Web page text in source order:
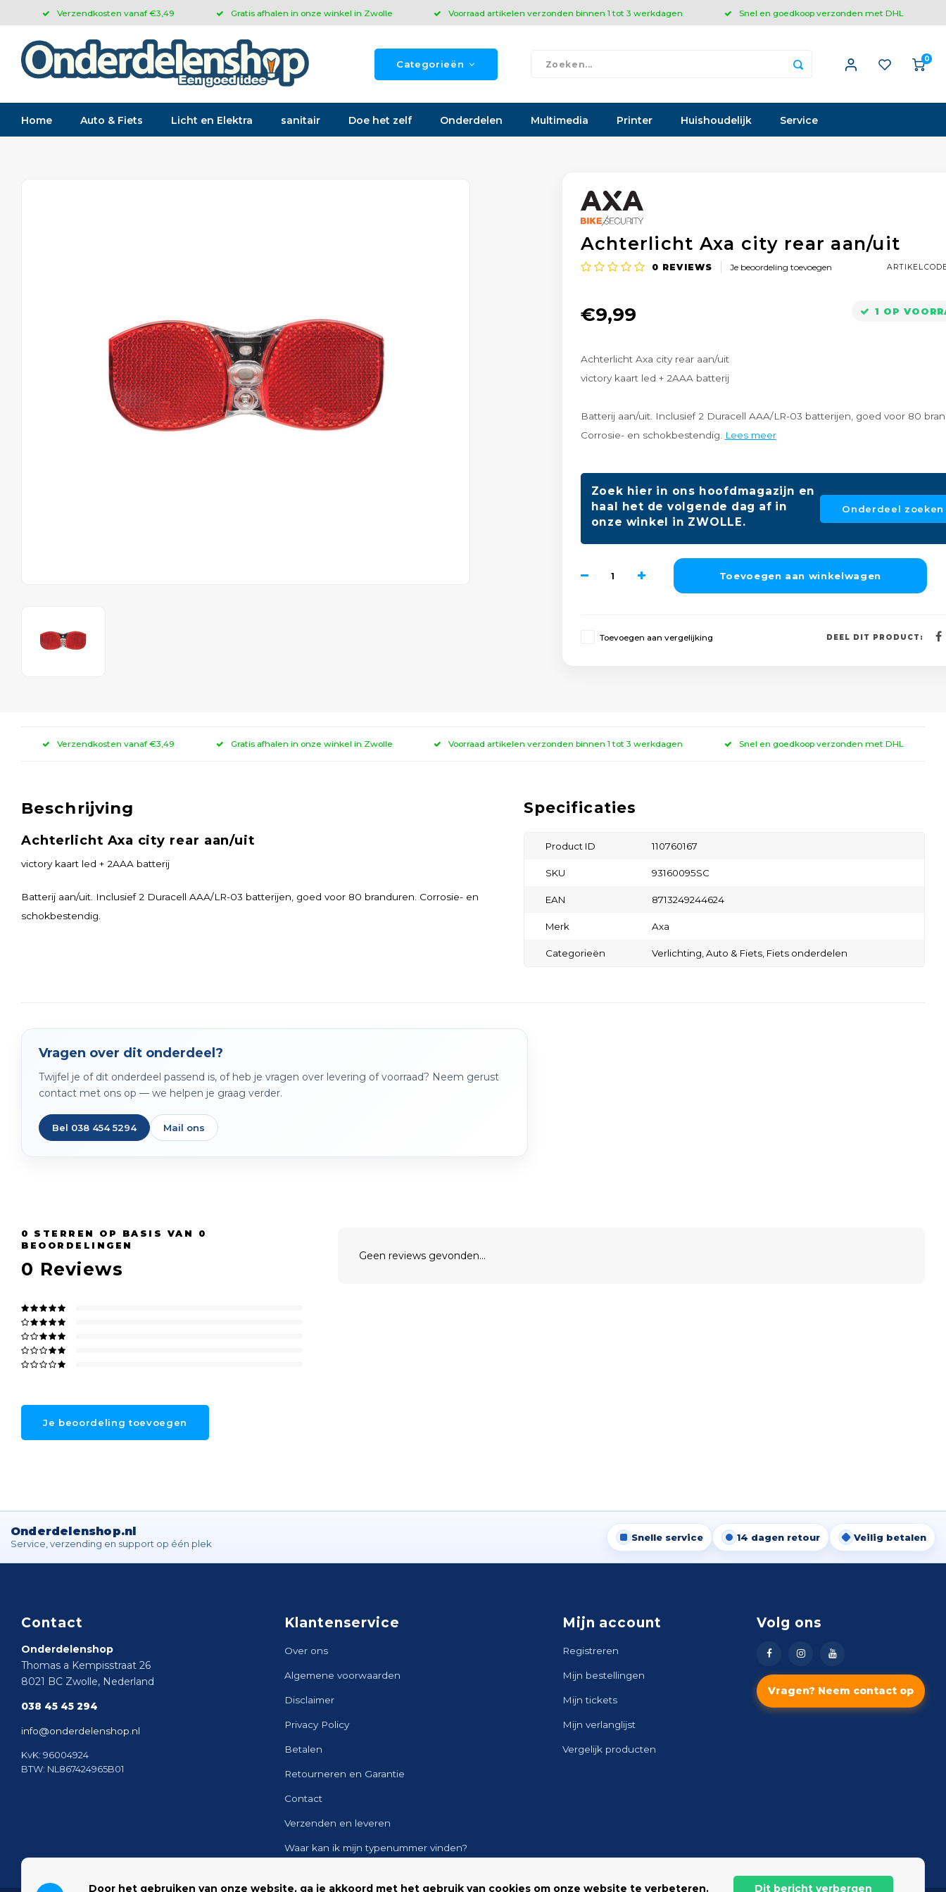
Verzendkosten vanaf €3,49 Gratis afhalen in onze winkel in Zwolle Voorraad artikelen verzonden binnen 1 tot 3 werkdagen Snel en goedkoop verzonden met DHL
Categorieën 0
Home Auto & Fiets Licht en Elektra sanitair Doe het zelf Onderdelen Multimedia Printer Huishoudelijk Service
Achterlicht Axa city rear aan/uit
0 REVIEWS Je beoordeling toevoegen
€9,99 1 OP
Achterlicht Axa city rear aan/uit
victory kaart led + 2AAA batterij
Batterij aan/uit. Inclusief 2 Duracell AAA/LR-03 batterijen, goed voor 80
Corrosie- en schokbestendig.
Lees meer
Zoek hier in ons hoofdmagazijn en
haal het de volgende dag af in
onze winkel in ZWOLLE.
Onderdeel zoeken
Toevoegen aan winkelwagen
Toevoegen aan vergelijking DEEL DIT PRODUCT:
Verzendkosten vanaf €3,49 Gratis afhalen in onze winkel in Zwolle Voorraad artikelen verzonden binnen 1 tot 3 werkdagen Snel en goedkoop verzonden met DHL
Beschrijving
Achterlicht Axa city rear aan/uit
victory kaart led + 2AAA batterij
Batterij aan/uit. Inclusief 2 Duracell AAA/LR-03 batterijen, goed voor 80 branduren. Corrosie- en
schokbestendig.
Specificaties
Product ID 110760167
SKU 93160095SC
EAN 8713249244624
Merk Axa
Categorieën Verlichting, Auto & Fiets, Fiets onderdelen
Vragen over dit onderdeel?
Twijfel je of dit onderdeel passend is, of heb je vragen over levering of voorraad? Neem gerust
contact met ons op — we helpen je graag verder.
Bel 038 454 5294 Mail ons
0 STERREN OP BASIS VAN 0
BEOORDELINGEN
0 Reviews
Je beoordeling toevoegen
Geen reviews gevonden...
Onderdelenshop.nl
Service, verzending en support op één plek
Snelle service 14 dagen retour Veilig betalen
Contact
Onderdelenshop
Thomas a Kempisstraat 26
8021 BC Zwolle, Nederland
038 45 45 294
info@onderdelenshop.nl
KvK: 96004924
BTW: NL867424965B01
Klantenservice
Over ons
Algemene voorwaarden
Disclaimer
Privacy Policy
Betalen
Retourneren en Garantie
Contact
Verzenden en leveren
Waar kan ik mijn typenummer vinden?
Mijn account
Registreren
Mijn bestellingen
Mijn tickets
Mijn verlanglijst
Vergelijk producten
Volg ons
Vragen? Neem contact op
Door het gebruiken van onze website, ga je akkoord met het gebruik van cookies om onze website te verbeteren. Dit bericht verbergen